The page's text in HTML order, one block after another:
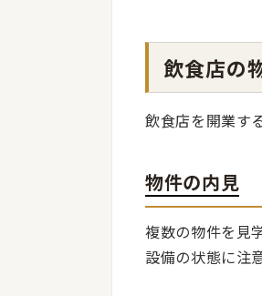
飲食店の
飲食店を開業す
物件の内見
複数の物件を見
設備の状態に注